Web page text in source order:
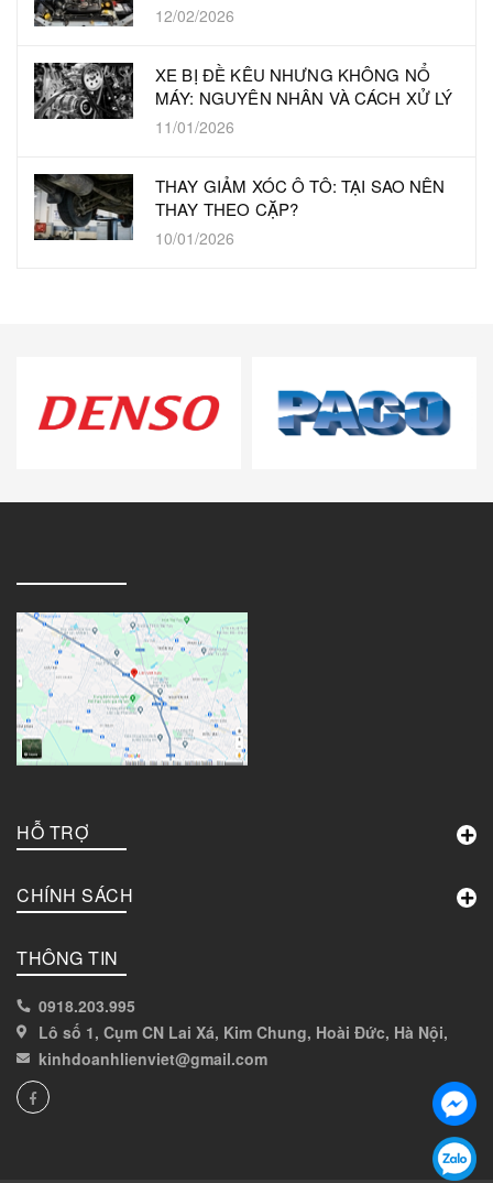
12/02/2026
XE BỊ ĐỀ KÊU NHƯNG KHÔNG NỔ
MÁY: NGUYÊN NHÂN VÀ CÁCH XỬ LÝ
11/01/2026
THAY GIẢM XÓC Ô TÔ: TẠI SAO NÊN
THAY THEO CẶP?
10/01/2026
HỖ TRỢ
CHÍNH SÁCH
THÔNG TIN
0918.203.995
Lô số 1, Cụm CN Lai Xá, Kim Chung, Hoài Đức, Hà Nội,
kinhdoanhlienviet@gmail.com